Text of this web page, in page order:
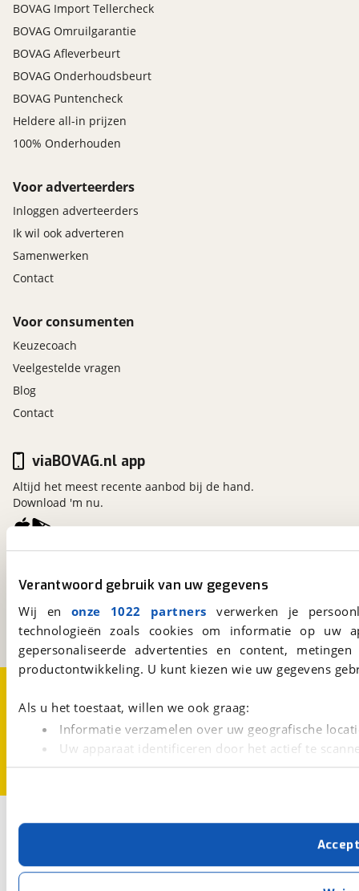
Verantwoord gebruik van uw gegevens
Wij en onze 1022 partners verwerken je
technologieën zoals cookies om informatie op
gepersonaliseerde advertenties en content,
productontwikkeling. U kunt kiezen wie uw gegevens
Als u het toestaat, willen we ook graag:
Informatie verzamelen over uw geografische
Uw apparaat identificeren door het actief te
Lees meer over hoe uw persoonlijke gegevens worden
Met cookies en vergelijkbare technieken zorgen we
cookies zorgen ervoor dat de website goed werkt.
verbeteren. We tonen je graag relevante advertenties
buiten onze website volgt – uiteraard op
BOVAG Import Tellercheck
BOVAG Omruilgarantie
BOVAG Afleverbeurt
BOVAG Onderhoudsbeurt
BOVAG Puntencheck
Heldere all-in prijzen
100% Onderhouden
Voor adverteerders
Inloggen adverteerders
Ik wil ook adverteren
Samenwerken
Contact
Voor consumenten
Keuzecoach
Veelgestelde vragen
Blog
Contact
Kosterijland15
Een initiatief van
BOVAG
viaBOVAG.nl app
Altijd het meest recente aanbod bij de hand.
Download 'm nu.
Cookievoorkeuren
Vacatures